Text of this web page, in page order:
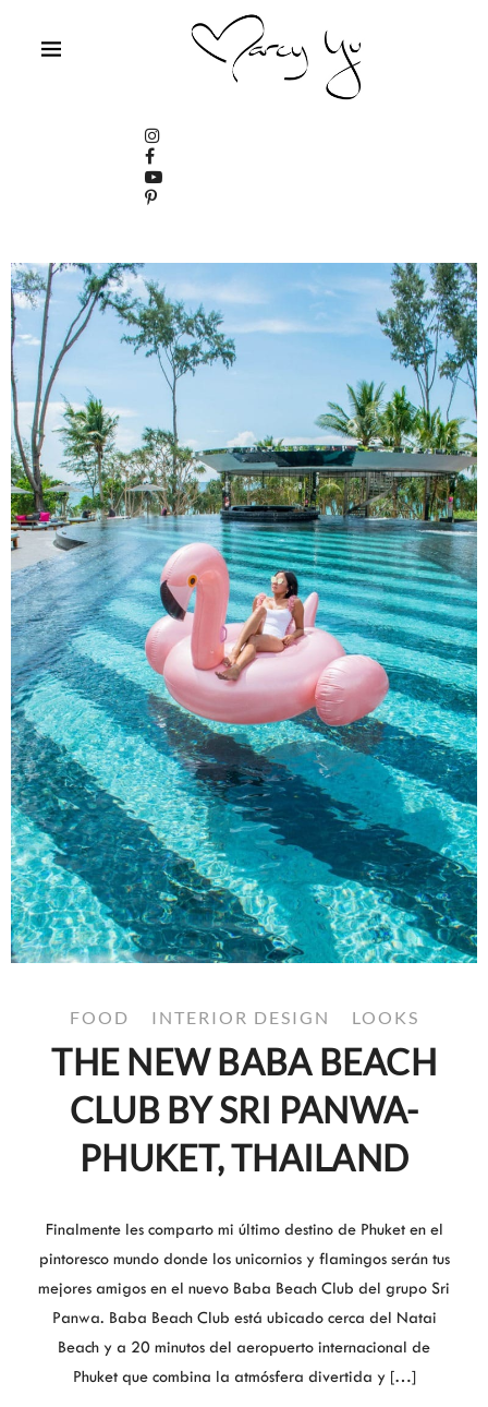
FOOD INTERIOR DESIGN LOOKS
THE NEW BABA BEACH
CLUB BY SRI PANWA-
PHUKET, THAILAND
Finalmente les comparto mi último destino de Phuket en el
pintoresco mundo donde los unicornios y flamingos serán tus
mejores amigos en el nuevo Baba Beach Club del grupo Sri
Panwa. Baba Beach Club está ubicado cerca del Natai
Beach y a 20 minutos del aeropuerto internacional de
Phuket que combina la atmósfera divertida y […]